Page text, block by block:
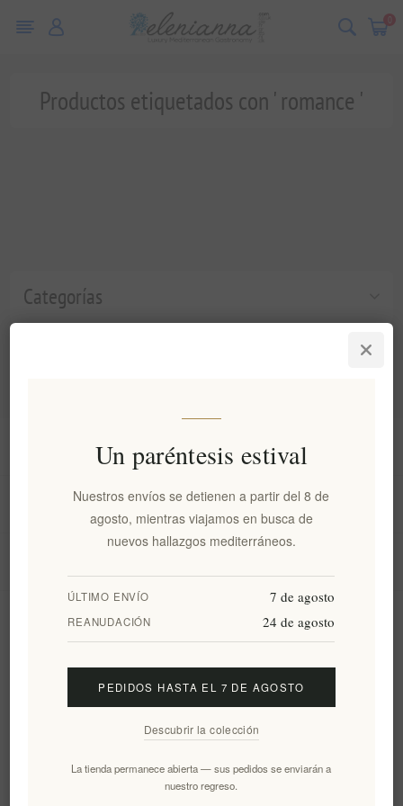
0
Categorías
Productos etiquetados con ' romance '
Información
Mi cuenta
Suscribirse Desuscribirse
Un paréntesis estival
Nuestros envíos se detienen a partir del 8 de
agosto, mientras viajamos en busca de
nuevos hallazgos mediterráneos.
ÚLTIMO ENVÍO 7 de agosto
REANUDACIÓN 24 de agosto
PEDIDOS HASTA EL 7 DE AGOSTO
Descubrir la colección
La tienda permanece abierta — sus pedidos se enviarán a
nuestro regreso.